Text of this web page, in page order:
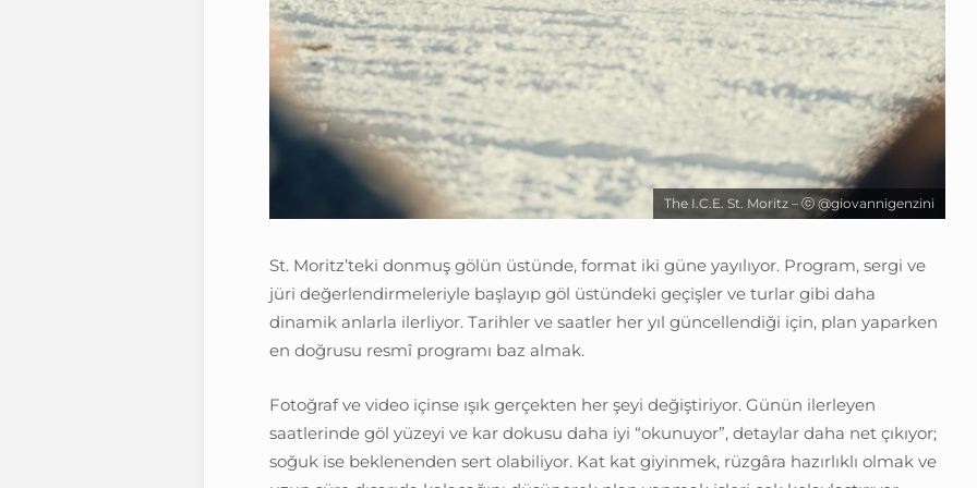
The I.C.E. St. Moritz – ⓒ @giovannigenzini
St. Moritz’teki donmuş gölün üstünde, format iki güne yayılıyor. Program, sergi ve
jüri değerlendirmeleriyle başlayıp göl üstündeki geçişler ve turlar gibi daha
dinamik anlarla ilerliyor. Tarihler ve saatler her yıl güncellendiği için, plan yaparken
en doğrusu resmî programı baz almak.
Fotoğraf ve video içinse ışık gerçekten her şeyi değiştiriyor. Günün ilerleyen
saatlerinde göl yüzeyi ve kar dokusu daha iyi “okunuyor”, detaylar daha net çıkıyor;
soğuk ise beklenenden sert olabiliyor. Kat kat giyinmek, rüzgâra hazırlıklı olmak ve